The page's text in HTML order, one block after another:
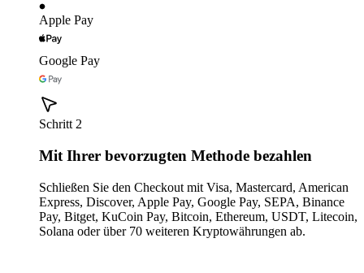
Apple Pay
Google Pay
Schritt 2
Mit Ihrer bevorzugten Methode bezahlen
Schließen Sie den Checkout mit Visa, Mastercard, American
Express, Discover, Apple Pay, Google Pay, SEPA, Binance
Pay, Bitget, KuCoin Pay, Bitcoin, Ethereum, USDT, Litecoin,
Solana oder über 70 weiteren Kryptowährungen ab.